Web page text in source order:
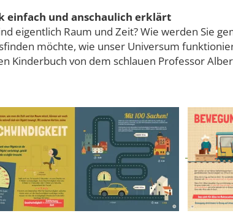
einfach und anschaulich erklärt
eigentlich Raum und Zeit? Wie werden Sie
möchte, wie unser Universum
Kinderbuch von dem schlauen Professor